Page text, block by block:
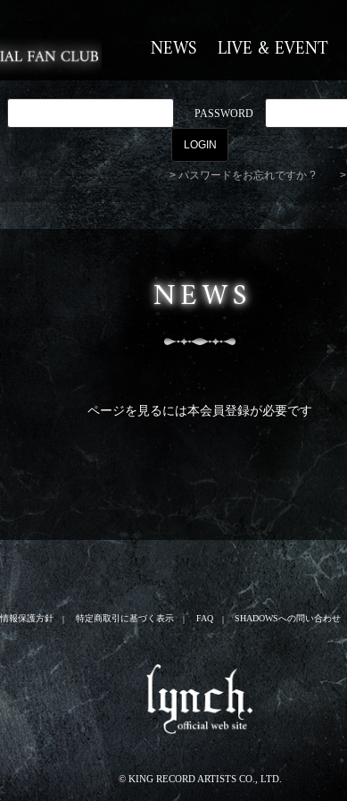
NEWS LIVE & EVENT
PASSWORD
パスワードをお忘れですか ?
NEWS
ページを見るには本会員登録が必要です
報保護方針 特定商取引に基づく表示 FAQ SHADOWSへの問い合わせ
© KING RECORD ARTISTS CO., LTD.